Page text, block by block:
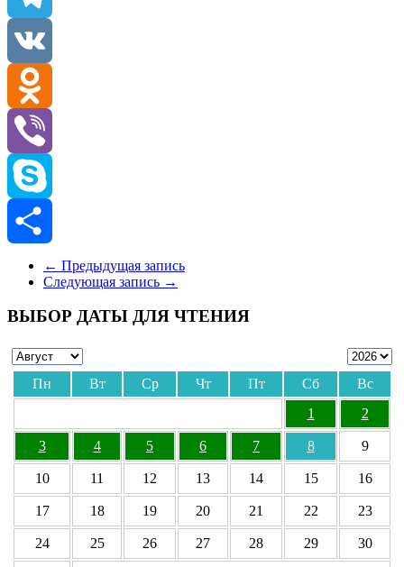
Telegram
VK
Odnoklassniki
Viber
Skype
Отправить
← Предыдущая запись
Следующая запись →
ВЫБОР ДАТЫ ДЛЯ ЧТЕНИЯ
Пн Вт Ср Чт Пт Сб
Вс
1
2
3 4 5 6 7 8 9
10 11 12 13 14 15 16
17 18 19 20 21 22 23
24 25 26 27 28 29 30